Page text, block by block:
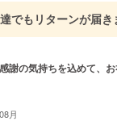
でもリターンが届き
謝の気持ちを込めて、
月